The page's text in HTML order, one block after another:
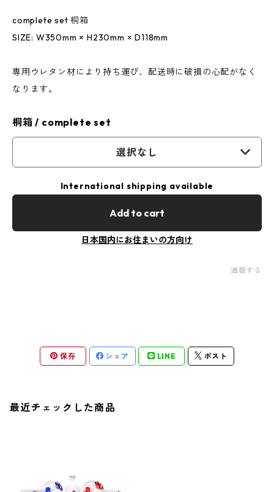
complete set 桐箱
SIZE: W350mm × H230mm × D118mm
専用ウレタン材により持ち運び、配送時に破損の心配がなく
なります。
桐箱 / complete set
選択なし
International shipping available
Add to cart
日本国内にお住まいの方向け
通報する
保存 シェア LINE ポスト
最近チェックした商品